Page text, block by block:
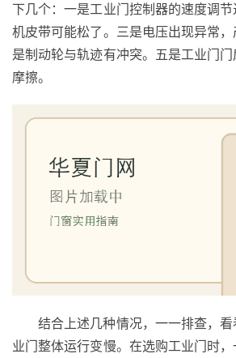
卫
生
间
门
庭
安
下几个：一是工业门控制器的速度调
机皮带可能松了。三是电压出现异常
是制动轮与轨迹有冲突。五是工业门
摩擦。
结合上述几种情况，一一排查，
业门整体运行变慢。在选购工业门时